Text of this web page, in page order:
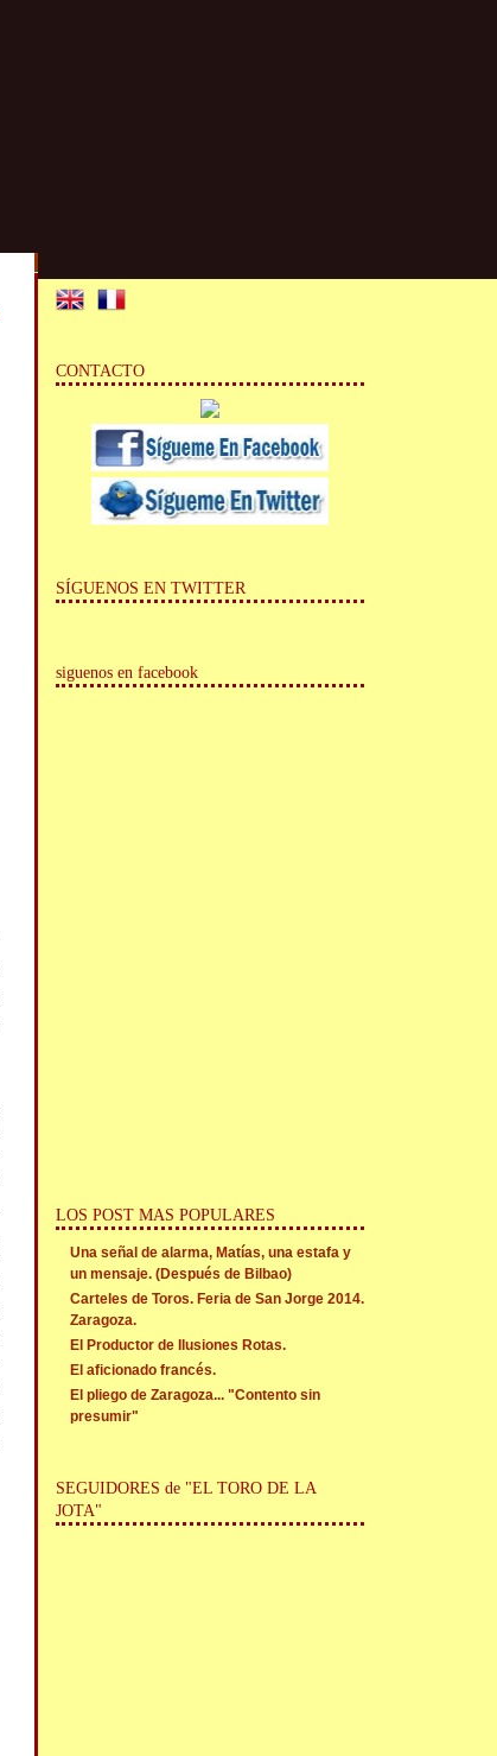
CONTACTO
SÍGUENOS EN TWITTER
siguenos en facebook
LOS POST MAS POPULARES
Una señal de alarma, Matías, una estafa y
un mensaje. (Después de Bilbao)
Carteles de Toros. Feria de San Jorge 2014.
Zaragoza.
El Productor de Ilusiones Rotas.
El aficionado francés.
El pliego de Zaragoza... "Contento sin
presumir"
SEGUIDORES de "EL TORO DE LA
JOTA"